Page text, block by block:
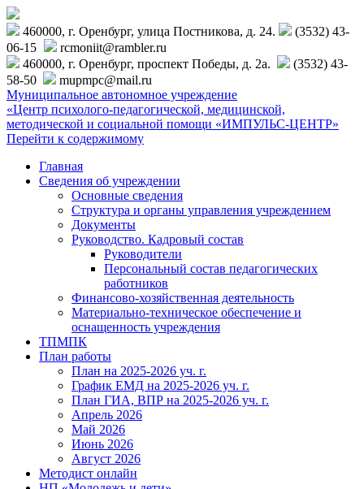
460000, г. Оренбург, улица Постникова, д. 24.
(3532) 43-
06-15
rcmoniit@rambler.ru
460000, г. Оренбург, проспект Победы, д. 2а.
(3532) 43-
58-50
mupmpc@mail.ru
Муниципальное автономное учреждение
«Центр психолого-педагогической, медицинской,
методической и социальной помощи «ИМПУЛЬС-ЦЕНТР»
Перейти к содержимому
Главная
Сведения об учреждении
Основные сведения
Структура и органы управления учреждением
Документы
Руководство. Кадровый состав
Руководители
Персональный состав педагогических
работников
Финансово-хозяйственная деятельность
Материально-техническое обеспечение и
оснащенность учреждения
ТПМПК
План работы
План на 2025-2026 уч. г.
График ЕМД на 2025-2026 уч. г.
План ГИА, ВПР на 2025-2026 уч. г.
Апрель 2026
Май 2026
Июнь 2026
Август 2026
Методист онлайн